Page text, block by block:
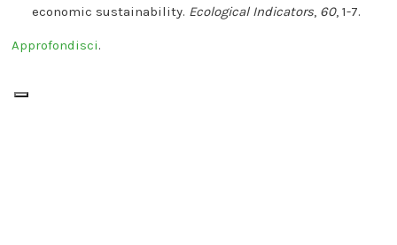
economic sustainability. Ecological Indicators, 60, 1-7.
Approfondisci.